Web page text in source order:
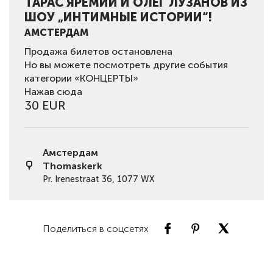
ШОУ „ИНТИМНЫЕ ИСТОРИИ“!
АМСТЕРДАМ
Продажа билетов остановлена
Но вы можете посмотреть другие события
категории «КОНЦЕРТЫ»
Нажав сюда
30 EUR
Амстердам
Thomaskerk
Pr. Irenestraat 36, 1077 WX
Поделиться в соцсетях